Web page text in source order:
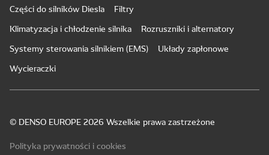
Części do silników Diesla
Filtry
Klimatyzacja i chłodzenie silnika
Rozruszniki i alternatory
Systemy sterowania silnikiem (EMS)
Układy zapłonowe
Wycieraczki
© DENSO EUROPE 2026 Wszelkie prawa zastrzeżone
Polityka prywatności i cookies